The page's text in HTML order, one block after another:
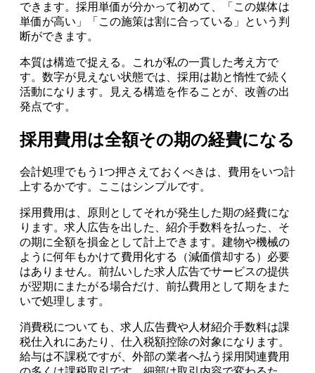
できます。採用単価が分かって初めて、「この媒体は
単価が高い」「この施策は割に合っている」という判
断ができます。
本質は構造で捉える。これが私の一貫した考え方で
す。数字が見えない状態では、採用は勘と惰性で続く
活動になります。見える構造を作ることが、改善の出
発点です。
採用費用は全額その期の経費になる
会計処理でもう1つ押さえておくべきは、費用をいつ計
上するかです。ここはシンプルです。
採用費用は、原則としてそれが発生した期の経費にな
ります。求人広告を出した、紹介手数料を払った、そ
の期に全額を損金として計上できます。建物や機械の
ように何年もかけて費用化する（減価償却する）必要
はありません。前払いした求人広告でサービスの提供
が翌期にまたがる場合だけ、前払費用として期をまた
いで処理します。
消費税についても、求人広告費や人材紹介手数料は課
税仕入れにあたり、仕入税額控除の対象になります。
給与は不課税ですが、外部の業者へ払う採用関連費用